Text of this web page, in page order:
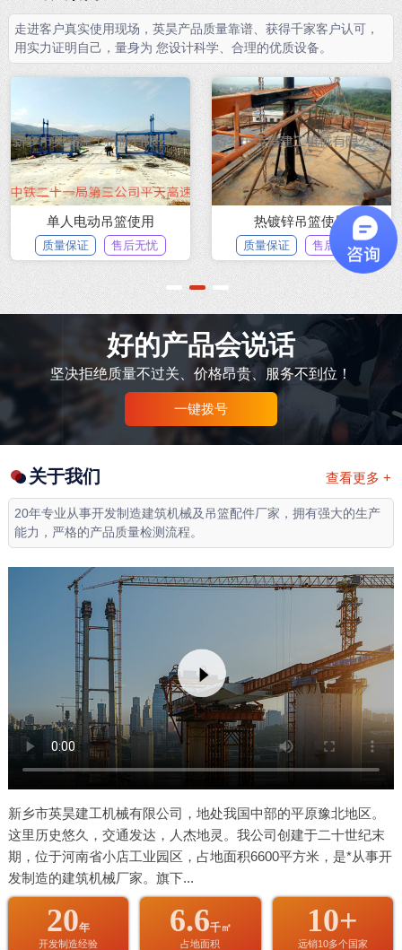
走进客户真实使用现场，英昊产品质量靠谱、获得千家客户认可，
用实力证明自己，量身为 您设计科学、合理的优质设备。
单人电动吊篮使用
质量保证 售后无忧
热镀锌吊篮使用
质量保证 售后无忧
1 2 3
好的产品会说话
坚决拒绝质量不过关、价格昂贵、服务不到位！
一键拨号
查看更多 +
关于我们
20年专业从事开发制造建筑机械及吊篮配件厂家，拥有强大的生产
能力，严格的产品质量检测流程。
新乡市英昊建工机械有限公司，地处我国中部的平原豫北地区。
这里历史悠久，交通发达，人杰地灵。我公司创建于二十世纪末
期，位于河南省小店工业园区，占地面积6600平方米，是*从事开
发制造的建筑机械厂家。旗下...
20年
开发制造经验
6.6千㎡
占地面积
10+
远销10多个国家